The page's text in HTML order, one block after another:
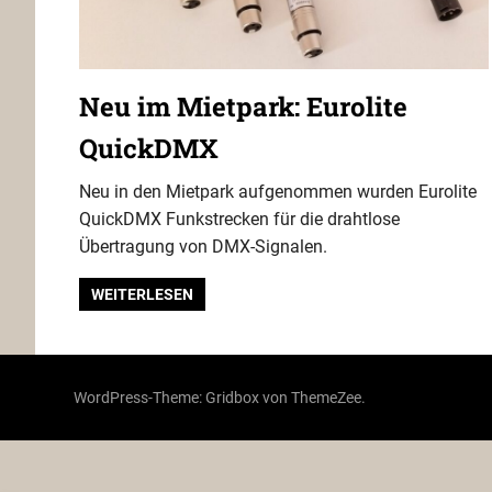
Neu im Mietpark: Eurolite
QuickDMX
Neu in den Mietpark aufgenommen wurden Eurolite
QuickDMX Funkstrecken für die drahtlose
Übertragung von DMX-Signalen.
WEITERLESEN
WordPress-Theme: Gridbox von ThemeZee.